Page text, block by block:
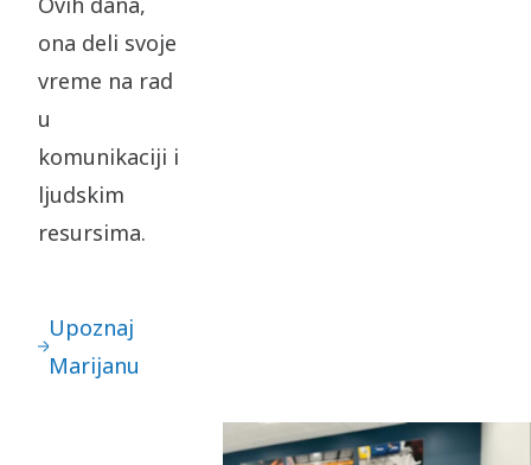
ona deli svoje
vreme na rad
u
komunikaciji i
ljudskim
resursima.
Upoznaj
Marijanu